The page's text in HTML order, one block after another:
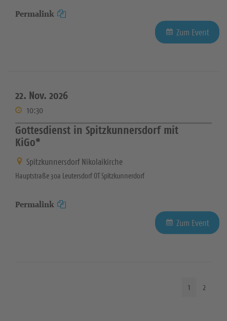
Permalink
Zum Event
22. Nov. 2026
10:30
Gottesdienst in Spitzkunnersdorf mit
KiGo*
Spitzkunnersdorf Nikolaikirche
Hauptstraße 30a Leutersdorf OT Spitzkunnerdorf
Permalink
Zum Event
1 2